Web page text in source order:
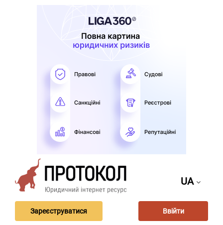
UA
Зареєструватися Ввійти